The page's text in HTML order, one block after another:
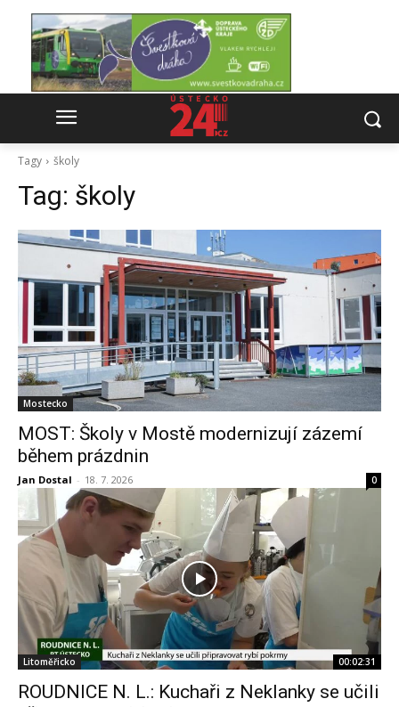
Tagy školy
Tag: školy
Mostecko
MOST: Školy v Mostě modernizují zázemí
během prázdnin
Jan Dostal - 18. 7. 2026 0
Litoměřicko 00:02:31
ROUDNICE N. L.: Kuchaři z Neklanky se učili